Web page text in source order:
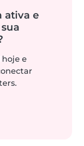
ativa e
e